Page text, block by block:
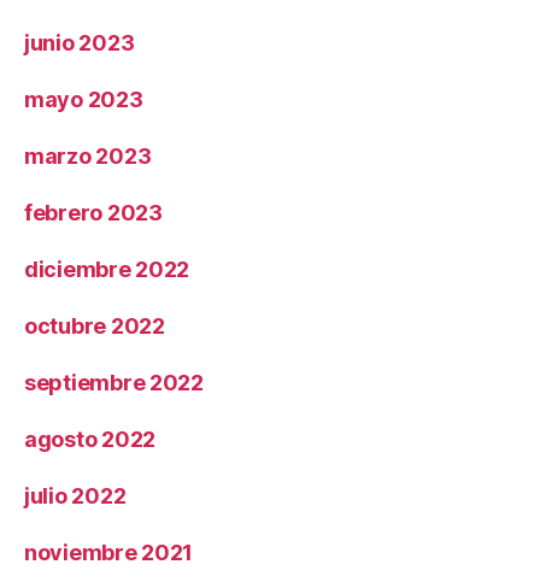
junio 2023
mayo 2023
marzo 2023
febrero 2023
diciembre 2022
octubre 2022
septiembre 2022
agosto 2022
julio 2022
noviembre 2021